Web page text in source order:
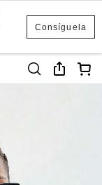
Consíguela